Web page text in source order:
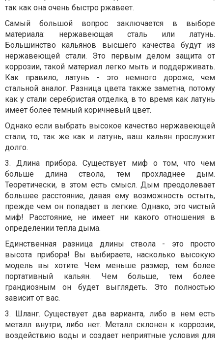
так как она очень быстро ржавеет.
Самый большой вопрос заключается в выборе
материала: нержавеющая сталь или латунь.
Большинство кальянов высшего качества будут из
нержавеющей стали. Это первым делом защита от
коррозии, такой материал легко мыть и поддерживать.
Как правило, латунь - это немного дороже, чем
стальной аналог. Разница цвета также заметна, потому
как у стали серебристая отделка, в то время как латунь
имеет более темный коричневый цвет.
Однако если выбрать высокое качество нержавеющей
стали, то, так же как и латунь, ваш кальян прослужит
долго.
3. Длина прибора. Существует миф о том, что чем
больше длина ствола, тем прохладнее дым.
Теоретически, в этом есть смысл. Дым преодолевает
большее расстояние, давая ему возможность остыть,
прежде чем он попадает в легкие. Однако, это чистый
миф! Расстояние, не имеет ни какого отношения в
определении тепла дыма.
Единственная разница длины ствола - это просто
высота прибора! Вы выбираете, насколько высокую
модель вы хотите. Чем меньше размер, тем более
портативный кальян. Чем больше, тем более
грандиозным он будет выглядеть. Это полностью
зависит от вас.
3. Шланг. Существует два варианта, либо в нем есть
металл внутри, либо нет. Металл склонен к коррозии,
воздействию воды и создает неприятные условия для